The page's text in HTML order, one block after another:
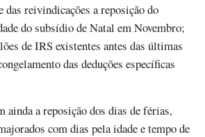
das reivindicações a reposição do
do subsídio de Natal em Novembro;
de IRS existentes antes das últimas
das deduções específicas
ainda a reposição dos dias de férias,
com dias pela idade e tempo de